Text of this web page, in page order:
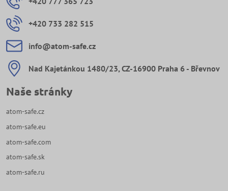
+420 733 282 515
info​@atom-safe​.cz
Nad Kajetánkou 1480/23, CZ-16900 Praha 6 - Břevnov
Naše stránky
atom-safe.cz
atom-safe.eu
atom-safe.com
atom-safe.sk
atom-safe.ru